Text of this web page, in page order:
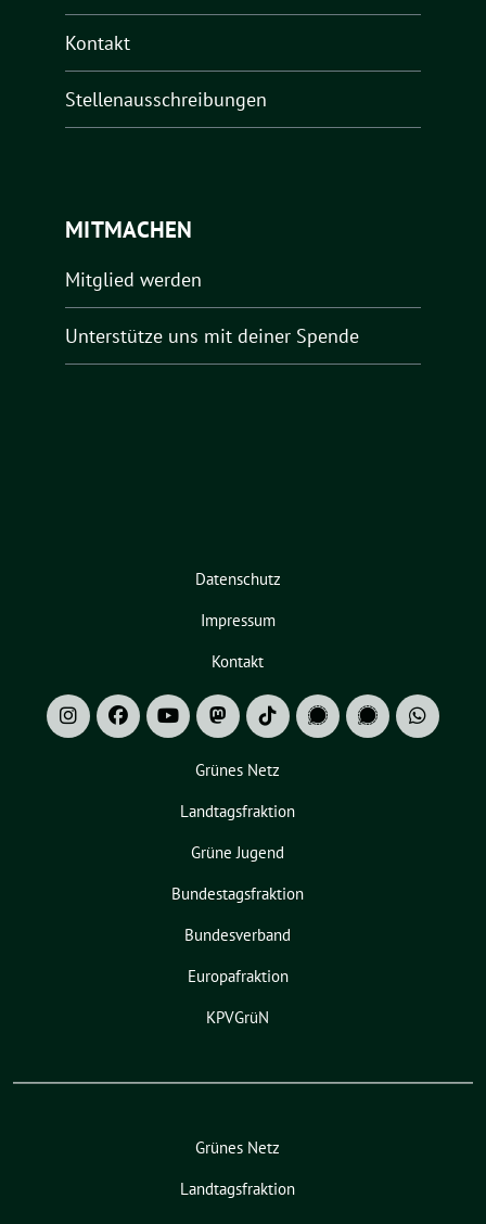
Kontakt
Stellenausschreibungen
MITMACHEN
Mitglied werden
Unterstütze uns mit deiner Spende
Datenschutz
Impressum
Kontakt
Grünes Netz
Landtagsfraktion
Grüne Jugend
Bundestagsfraktion
Bundesverband
Europafraktion
KPVGrüN
Grünes Netz
Landtagsfraktion